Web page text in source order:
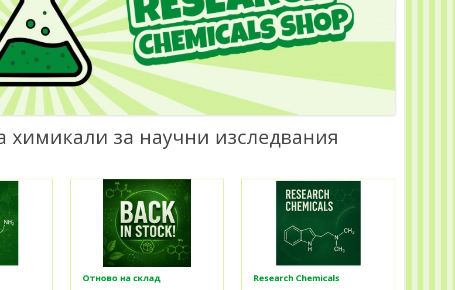
химикали за научни изследвания
Отново на склад Research Chemicals